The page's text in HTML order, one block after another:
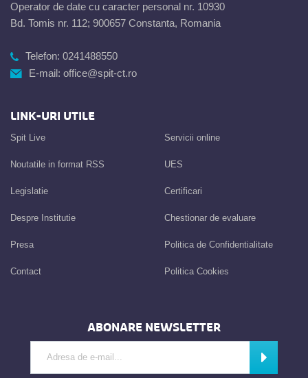
Operator de date cu caracter personal nr. 10930
Bd. Tomis nr. 112; 900657 Constanta, Romania
Telefon: 0241488550
E-mail: office@spit-ct.ro
LINK-URI UTILE
Spit Live
Noutatile in format RSS
Legislatie
Despre Institutie
Presa
Contact
Servicii online
UES
Certificari
Chestionar de evaluare
Politica de Confidentialitate
Politica Cookies
ABONARE NEWSLETTER